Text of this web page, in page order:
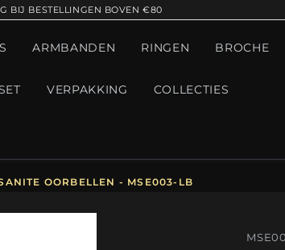
BIJ BESTELLINGEN BOVEN €80
ARMBANDEN RINGEN BROCHE
VERPAKKING COLLECTIES
OORBELLEN - MSE003-LB